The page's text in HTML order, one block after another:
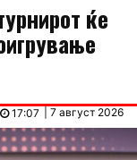
ќе
| 7 август 2026
17:07